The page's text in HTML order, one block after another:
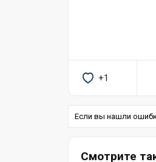
+1
Если вы нашли
Смотрите